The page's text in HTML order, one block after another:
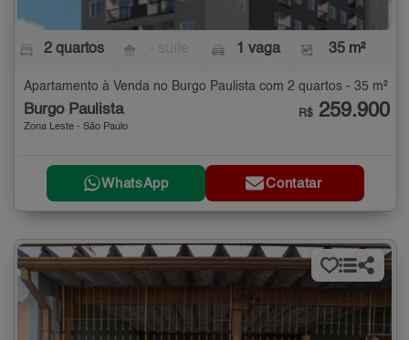
2 quartos 1 vaga 35 m²
Apartamento à Venda no Burgo Paulista com 2 quartos - 35 m²
Burgo Paulista
Zona Leste - São Paulo
R$ 259.900
WhatsApp Contatar